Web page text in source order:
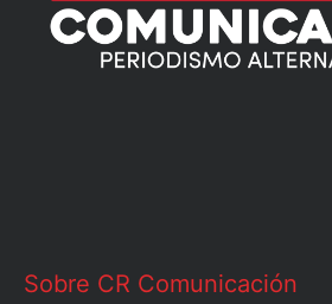
Sobre CR Comunicación